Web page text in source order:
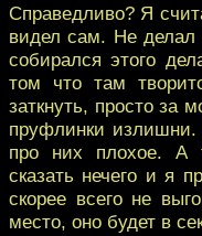
Справедливо? Я
видел сам. Не делал
собирался этого
том что там
заткнуть, просто за
пруфлинки излишни.
про них плохое. А
сказать нечего и я
скорее всего не
место, оно будет в